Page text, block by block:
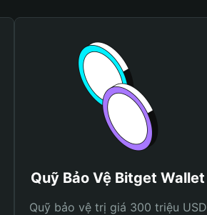
Quỹ Bảo Vệ Bitget Wallet
Quỹ bảo vệ trị giá 300 triệu USD